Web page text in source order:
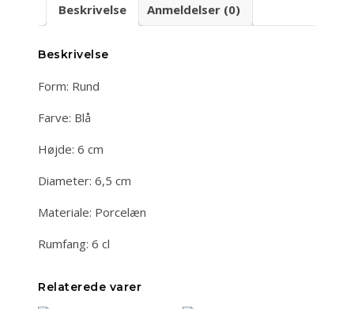
Beskrivelse Anmeldelser (0)
Beskrivelse
Form: Rund
Farve: Blå
Højde: 6 cm
Diameter: 6,5 cm
Materiale: Porcelæn
Rumfang: 6 cl
Relaterede varer